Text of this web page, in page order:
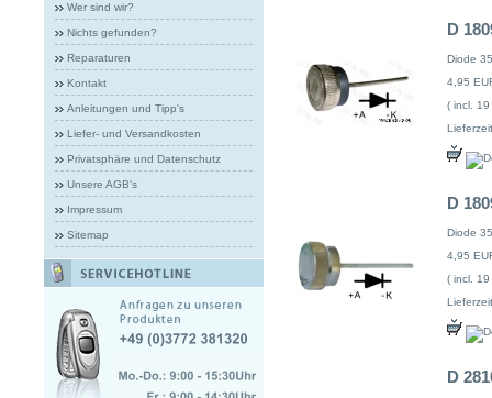
Wer sind wir?
Nichts gefunden?
Reparaturen
Kontakt
Anleitungen und Tipp's
Liefer- und Versandkosten
Privatsphäre und Datenschutz
Unsere AGB's
Impressum
Sitemap
D
Diode
4,95
( incl. 19
D
Diode
4,95
( incl. 19
D